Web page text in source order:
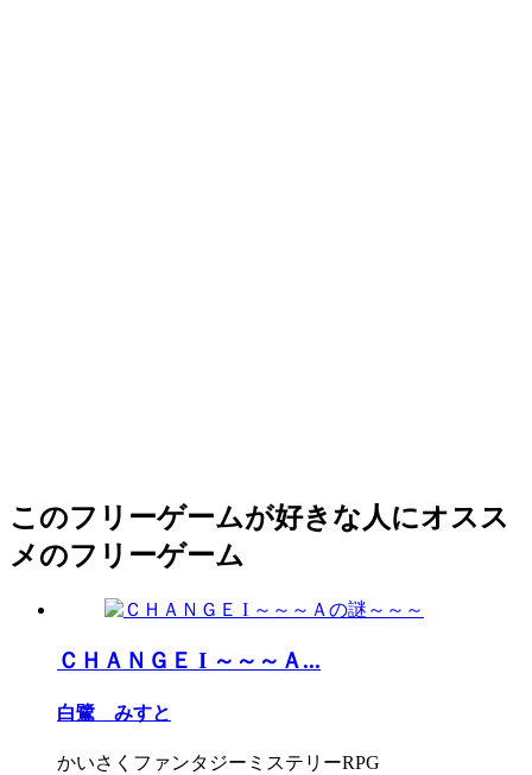
このフリーゲームが好きな人にオスス
メのフリーゲーム
ＣＨＡＮＧＥ I ～～～Ａ...
白鷺 みすと
かいさくファンタジーミステリーRPG